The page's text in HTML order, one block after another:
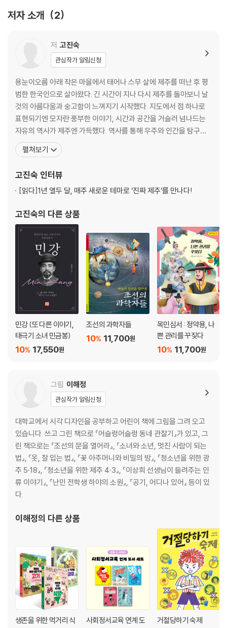
*붉은 섬
*공포의 섬으로 변해가는 제주
*윤희춘 여사의 영원한 기다림
해방에서 분단까지_ 제주 4·3 사건 직후 검찰과 사법부의 상황 진단
*평화의 길목에서 돌아서다
제주 역사_제주 민란과 장두
*원인에는 관심 없는 진압
제주 역사-제주도 남로당
해방에서 분단까지_남북 두 개의 정부 수립
해방에서 분단까지_여순 사건과 국가보안법
*서북청년회
*다랑쉬굴의 비극
*이름을 뺏기지 말라
*사람들 가슴에 조준점이 있다
*죽음의 예비검속
해방에서 분단까지_국민보도연맹 학살과 예비검속
*살당보민 살아진다
제주 역사_제주 여성운동의 역사
해방에서 분단까지_ 의인들
해방에서 분단까지_ 70년 만의 무죄 판결
저자 소개 2
저 고진숙
관심작가 알림신청
용눈이오름 아래 작은 마을에서 태어나 스무 살에 제주를 떠난 후 평
범한 한국인으로 살아왔다. 긴 시간이 지나 다시 제주를 돌아보니 날
것의 아름다움과 숭고함이 느껴지기 시작했다. 지도에서 점 하나로
표현되기엔 모자란 풍부한 이야기, 시간과 공간을 거슬러 넘나드는
자유의 역사가 제주엔 가득했다. 역사를 통해 우주와 인간을 탐구하
고 이야기를 찾아 나서는 글꾼의 삶에 이보다 더한 축복은 없을 것이
다. 《이순신을 만든 사람들》을 시작으로 《문익점과 정천익》, 《청소년
산》으로 이어지는 역사 이야기를 써 왔고
펼쳐보기
고진숙 인터뷰
[읽다]1년 열두 달, 매주 새로운 테마로 ‘진짜 제주’를 만나다!
고진숙의 다른 상품
민강 (또 다른 이야기,
태극기 소녀 민금봉)
17,550원
10%
조선의 과학자들
11,700원
10%
목민심서 : 정약용, 나
쁜 관리를 꾸짖다
11,700원
10%
그림 이해정
관심작가 알림신청
대학교에서 시각 디자인을 공부하고 어린이 책에 그림을 그려 오고
있습니다. 쓰고 그린 책으로 『어슬렁어슬렁 동네 관찰기』가 있고, 그
린 책으로는 『조선의 문을 열어라』, 『소녀와 소년, 멋진 사람이 되는
법』, 『옷, 잘 입는 법』, 『꽃 아주머니와 비밀의 방』, 『청소년을 위한 광
주 5·18』, 『청소년을 위한 제주 4·3』, 『이상희 선생님이 들려주는 인
류 이야기』, 『난민 전학생 하야의 소원』, 『공기, 어디나 있어』 등이 있
다.
이해정의 다른 상품
생존을 위한 먹거리 식
사회정서교육 연계 도
거절당하기 숙제